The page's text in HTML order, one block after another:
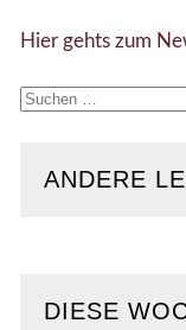
Hier gehts zum
Suchen
ANDERE
DIESE